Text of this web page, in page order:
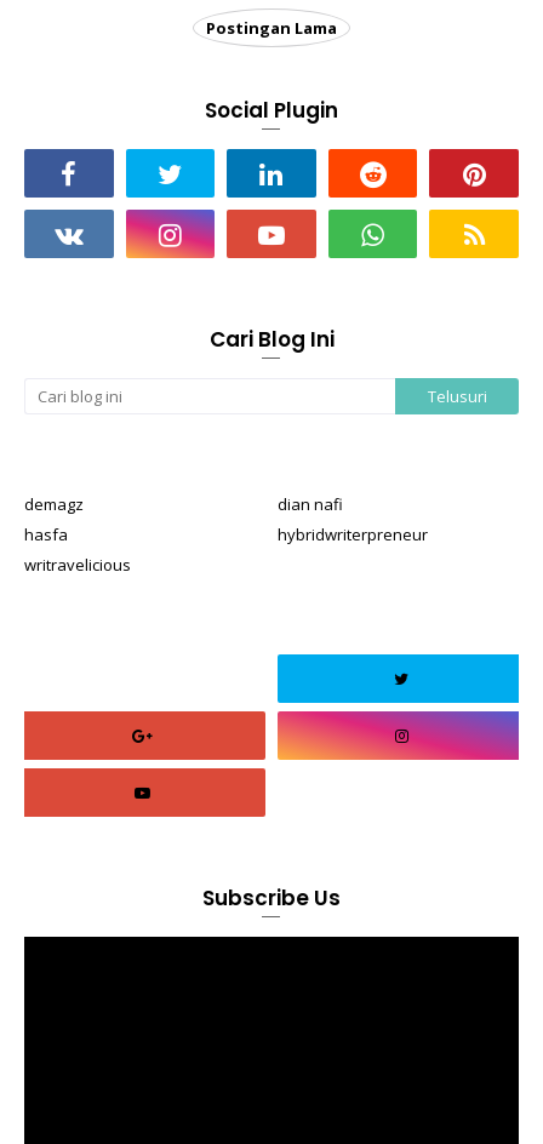
Postingan Lama
Social Plugin
Cari Blog Ini
demagz
dian nafi
hasfa
hybridwriterpreneur
writravelicious
Subscribe Us